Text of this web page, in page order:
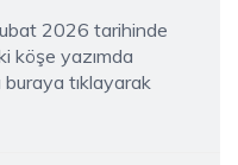
2026 tarihinde
köşe yazımda
buraya tıklayarak